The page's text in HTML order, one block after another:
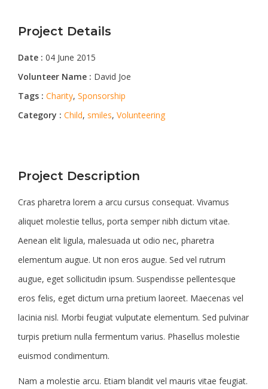
Project Details
Date : 04 June 2015
Volunteer Name : David Joe
Tags : Charity, Sponsorship
Category : Child, smiles, Volunteering
Project Description
Cras pharetra lorem a arcu cursus consequat. Vivamus
aliquet molestie tellus, porta semper nibh dictum vitae.
Aenean elit ligula, malesuada ut odio nec, pharetra
elementum augue. Ut non eros augue. Sed vel rutrum
augue, eget sollicitudin ipsum. Suspendisse pellentesque
eros felis, eget dictum urna pretium laoreet. Maecenas vel
lacinia nisl. Morbi feugiat vulputate elementum. Sed pulvinar
turpis pretium nulla fermentum varius. Phasellus molestie
euismod condimentum.
Nam a molestie arcu. Etiam blandit vel mauris vitae feugiat.